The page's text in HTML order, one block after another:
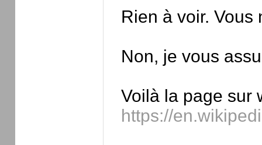
Rien à voir.
Non, je vous
Voilà la page sur
https://